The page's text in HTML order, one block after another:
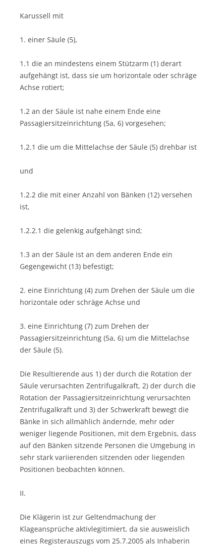
Karussell mit
1. einer Säule (5),
1.1 die an mindestens einem Stützarm (1) derart
aufgehängt ist, dass sie um horizontale oder schräge
Achse rotiert;
1.2 an der Säule ist nahe einem Ende eine
Passagiersitzeinrichtung (5a, 6) vorgesehen;
1.2.1 die um die Mittelachse der Säule (5) drehbar ist
und
1.2.2 die mit einer Anzahl von Bänken (12) versehen
ist,
1.2.2.1 die gelenkig aufgehängt sind;
1.3 an der Säule ist an dem anderen Ende ein
Gegengewicht (13) befestigt;
2. eine Einrichtung (4) zum Drehen der Säule um die
horizontale oder schräge Achse und
3. eine Einrichtung (7) zum Drehen der
Passagiersitzeinrichtung (5a, 6) um die Mittelachse
der Säule (5).
Die Resultierende aus 1) der durch die Rotation der
Säule verursachten Zentrifugalkraft, 2) der durch die
Rotation der Passagiersitzeinrichtung verursachten
Zentrifugalkraft und 3) der Schwerkraft bewegt die
Bänke in sich allmählich ändernde, mehr oder
weniger liegende Positionen, mit dem Ergebnis, dass
auf den Bänken sitzende Personen die Umgebung in
sehr stark variierenden sitzenden oder liegenden
Positionen beobachten können.
II.
Die Klägerin ist zur Geltendmachung der
Klageansprüche aktivlegitimiert, da sie ausweislich
eines Registerauszugs vom 25.7.2005 als Inhaberin